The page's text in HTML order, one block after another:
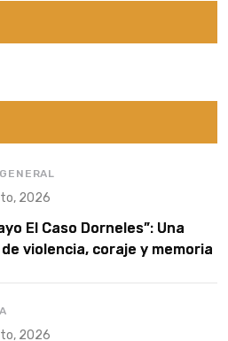
2026
El Caso Dorneles”: Una
violencia, coraje y memoria
2026